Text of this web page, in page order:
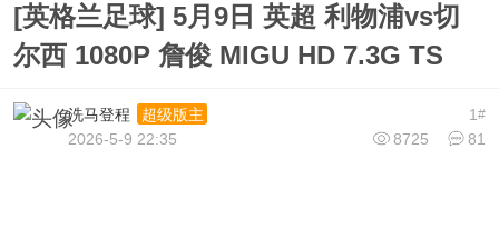
[英格兰足球] 5月9日 英超 利物浦vs切
尔西 1080P 詹俊 MIGU HD 7.3G TS
1#
洗马登程
超级版主
8725
81
2026-5-9 22:35